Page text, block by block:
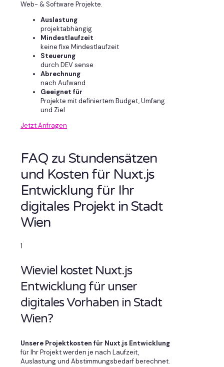
Web- & Software Projekte.
Auslastung
projektabhängig
Mindestlaufzeit
keine fixe Mindestlaufzeit
Steuerung
durch DEV sense
Abrechnung
nach Aufwand
Geeignet für
Projekte mit definiertem Budget, Umfang
und Ziel
Jetzt Anfragen
FAQ zu Stundensätzen
und Kosten für Nuxt.js
Entwicklung für Ihr
digitales Projekt in Stadt
Wien
1
Wieviel kostet Nuxt.js
Entwicklung für unser
digitales Vorhaben in Stadt
Wien?
Unsere Projektkosten für Nuxt.js Entwicklung
für Ihr Projekt werden je nach Laufzeit,
Auslastung und Abstimmungsbedarf berechnet.